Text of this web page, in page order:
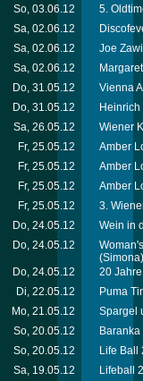
So, 03.06.12
5.
Sa, 02.06.12
Sa, 02.06.12
Joe
Sa, 02.06.12
Do, 31.05.12
Vienna
Do, 31.05.12
Sa, 26.05.12
Wiener
Fr, 25.05.12
Amber
Fr, 25.05.12
Amber
Fr, 25.05.12
Amber
Fr, 25.05.12
3.
Do, 24.05.12
Wein in
Do, 24.05.12
(Simona)
Do, 24.05.12
20
Di, 22.05.12
Puma
Mo, 21.05.12
Spargel
So, 20.05.12
So, 20.05.12
Life Ball
Sa, 19.05.12
Lifeball